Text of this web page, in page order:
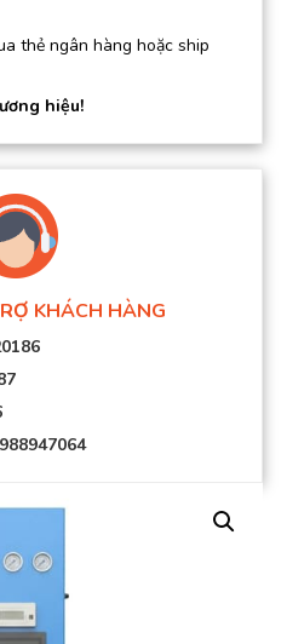
thẻ ngân hàng hoặc ship
hiệu!
KHÁCH HÀNG